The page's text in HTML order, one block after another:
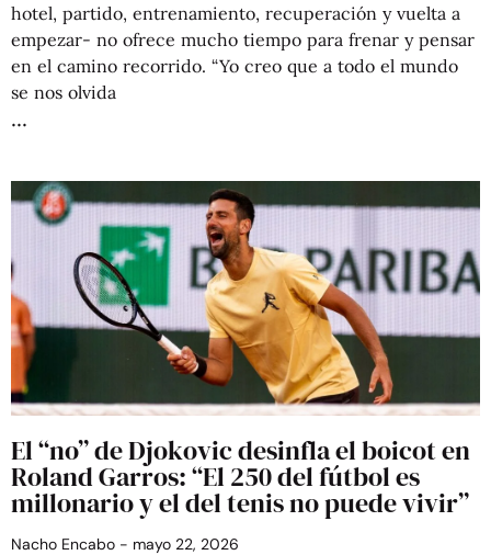
hotel, partido, entrenamiento, recuperación y vuelta a
empezar- no ofrece mucho tiempo para frenar y pensar
en el camino recorrido. “Yo creo que a todo el mundo
se nos olvida
El “no” de Djokovic desinfla el boicot en
Roland Garros: “El 250 del fútbol es
millonario y el del tenis no puede vivir”
Nacho Encabo mayo 22, 2026